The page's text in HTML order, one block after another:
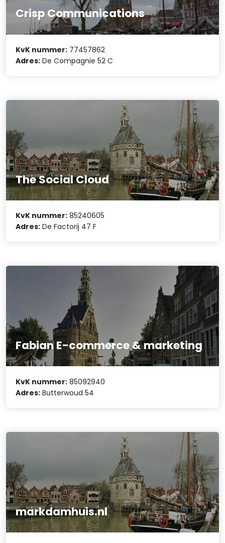
Crisp Communications
KvK nummer: 77457862
Adres: De Compagnie 52 C
The Social Cloud
KvK nummer: 85240605
Adres: De Factorij 47 F
Fabian E-commerce & marketing
KvK nummer: 85092940
Adres: Butterwoud 54
markdamhuis.nl